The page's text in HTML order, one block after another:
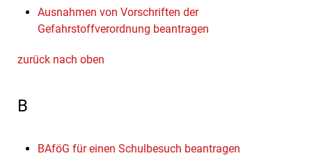
Ausnahmen von Vorschriften der
Gefahrstoffverordnung beantragen
zurück nach oben
B
BAföG für einen Schulbesuch beantragen